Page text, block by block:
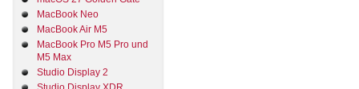
MacBook Neo
MacBook Air M5
MacBook Pro M5 Pro und
M5 Max
Studio Display 2